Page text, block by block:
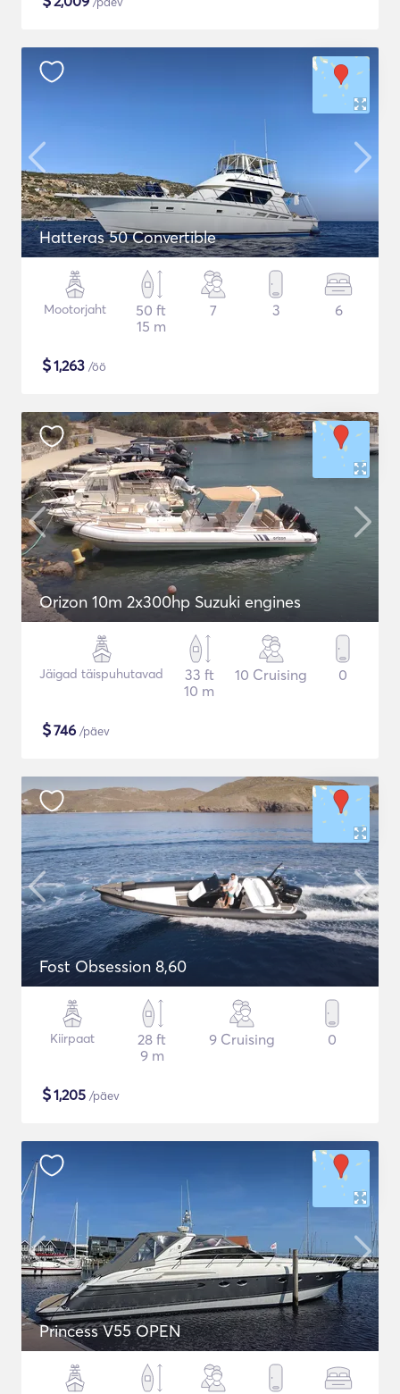
Hatteras 50 Convertible
Mootorjaht
50 ft
15 m
7 3 6
$1,263 /öö
Orizon 10m 2x300hp Suzuki engines
Jäigad täispuhutavad
33 ft
10 m
10 Cruising 0
$746 /päev
Fost Obsession 8,60
Kiirpaat
28 ft
9 m
9 Cruising 0
$1,205 /päev
Princess V55 OPEN